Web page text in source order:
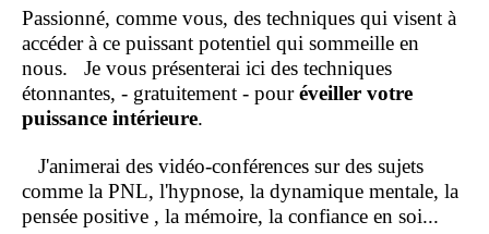
Passionné, comme vous, des techniques qui visent à
accéder à ce puissant potentiel qui sommeille en
nous. Je vous présenterai ici des techniques
étonnantes, - gratuitement - pouréveiller votre
puissance intérieure.
J'animerai des vidéo-conférences sur des sujets
comme la PNL, l'hypnose, la dynamique mentale, la
pensée positive , la mémoire, la confiance en soi...